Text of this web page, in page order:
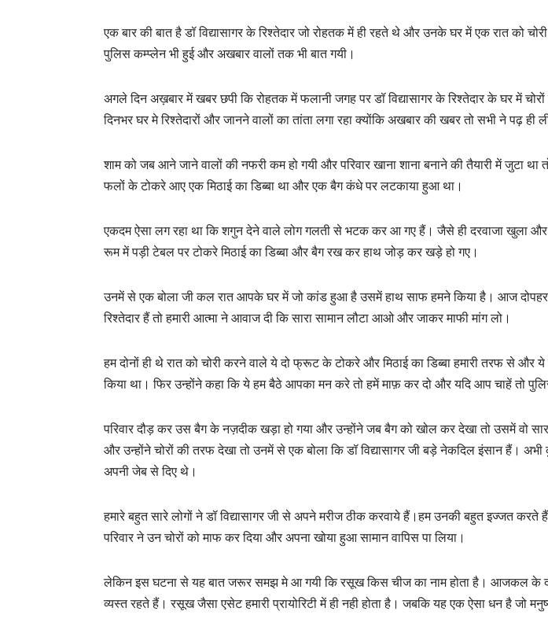
एक बार की बात है डॉ विद्यासागर के रिश्तेदार जो रोहतक में ही रहते थे और उनके घर में एक रात को
पुलिस कम्प्लेन भी हुई और अखबार वालों तक भी बात गयी।
अगले दिन अख़बार में खबर छपी कि रोहतक में फलानी जगह पर डॉ विद्यासागर के रिश्तेदार के घर में
दिनभर घर मे रिश्तेदारों और जानने वालों का तांता लगा रहा क्योंकि अखबार की खबर तो सभी ने पढ़ ही
शाम को जब आने जाने वालों की नफरी कम हो गयी और परिवार खाना शाना बनाने की तैयारी में जुटा
फलों के टोकरे आए एक मिठाई का डिब्बा था और एक बैग कंधे पर लटकाया हुआ था।
एकदम ऐसा लग रहा था कि शगुन देने वाले लोग गलती से भटक कर आ गए हैं। जैसे ही दरवाजा खुला
रूम में पड़ी टेबल पर टोकरे मिठाई का डिब्बा और बैग रख कर हाथ जोड़ कर खड़े हो गए।
उनमें से एक बोला जी कल रात आपके घर में जो कांड हुआ है उसमें हाथ साफ हमने किया है। आज दोपहर
रिश्तेदार हैं तो हमारी आत्मा ने आवाज दी कि सारा सामान लौटा आओ और जाकर माफी मांग लो।
हम दोनों ही थे रात को चोरी करने वाले ये दो फ्रूट के टोकरे और मिठाई का डिब्बा हमारी तरफ से
किया था। फिर उन्होंने कहा कि ये हम बैठे आपका मन करे तो हमें माफ़ कर दो और यदि आप चाहें तो
परिवार दौड़ कर उस बैग के नज़दीक खड़ा हो गया और उन्होंने जब बैग को खोल कर देखा तो उसमें वो
और उन्होंने चोरों की तरफ देखा तो उनमें से एक बोला कि डॉ विद्यासागर जी बड़े नेकदिल इंसान हैं।
अपनी जेब से दिए थे।
हमारे बहुत सारे लोगों ने डॉ विद्यासागर जी से अपने मरीज ठीक करवाये हैं।हम उनकी बहुत इज्जत
परिवार ने उन चोरों को माफ कर दिया और अपना खोया हुआ सामान वापिस पा लिया।
लेकिन इस घटना से यह बात जरूर समझ मे आ गयी कि रसूख किस चीज का नाम होता है। आजकल के
व्यस्त रहते हैं। रसूख जैसा एसेट हमारी प्रायोरिटी में ही नही होता है। जबकि यह एक ऐसा धन है जो